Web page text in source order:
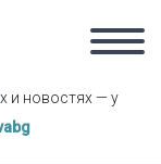
и новостях — у